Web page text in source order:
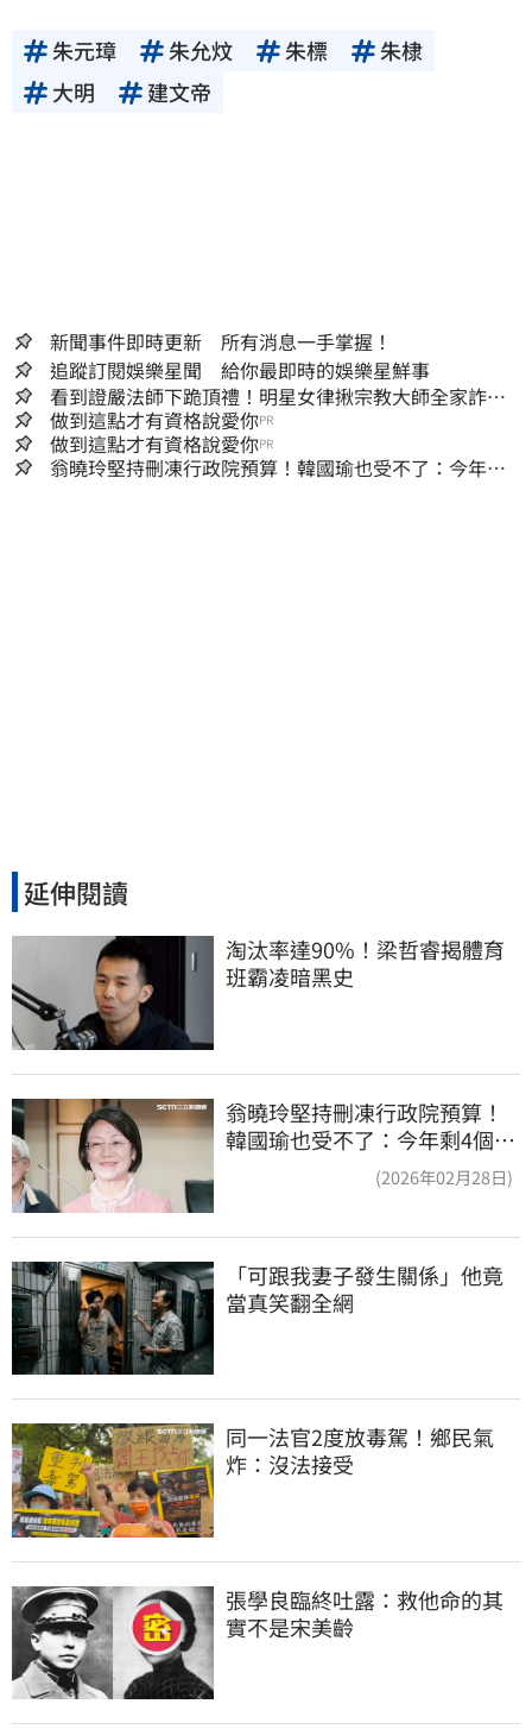
朱元璋 朱允炆 朱標
朱棣
大明
建文帝
新聞事件即時更新 所有消息一手掌握！
追蹤訂閱娛樂星聞 給你最即時的娛樂星鮮事
看到證嚴法師下跪頂禮！明星女律揪宗教大師全家詐慈
濟…全家爽睡黃金堆
做到這點才有資格說愛你PR
做到這點才有資格說愛你PR
翁曉玲堅持刪凍行政院預算！韓國瑜也受不了：今年剩4
延伸閱讀
淘汰率達90%！梁哲睿揭體育
班霸凌暗黑史
翁曉玲堅持刪凍行政院預算！
韓國瑜也受不了：今年剩4個月
(2026年02月28日)
「可跟我妻子發生關係」他竟
當真笑翻全網
同一法官2度放毒駕！鄉民氣
炸：沒法接受
張學良臨終吐露：救他命的其
實不是宋美齡